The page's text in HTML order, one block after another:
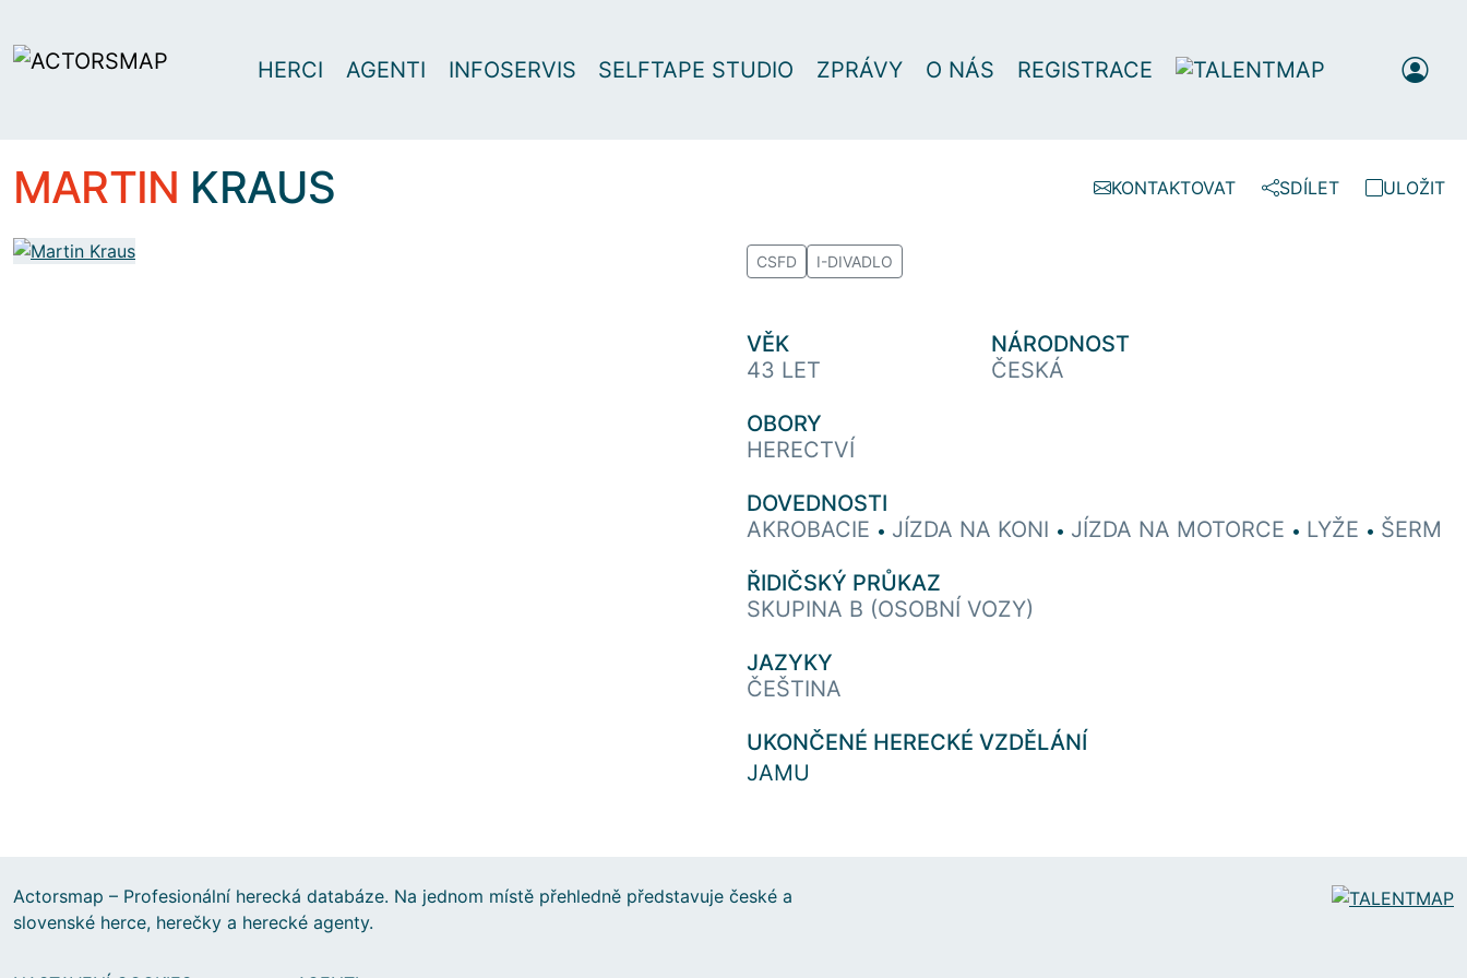
HERCI AGENTI INFOSERVIS SELFTAPE STUDIO ZPRÁVY O NÁS REGISTRACE
MARTIN KRAUS KONTAKTOVAT SDÍLET ULOŽIT
CSFD I-DIVADLO
VĚK
43 LET
NÁRODNOST
ČESKÁ
OBORY
HERECTVÍ
DOVEDNOSTI
AKROBACIE • JÍZDA NA KONI • JÍZDA NA MOTORCE • LYŽE • ŠERM
ŘIDIČSKÝ PRŮKAZ
SKUPINA B (OSOBNÍ VOZY)
JAZYKY
ČEŠTINA
UKONČENÉ HERECKÉ VZDĚLÁNÍ
JAMU
Actorsmap – Profesionální herecká databáze. Na jednom místě přehledně představuje české a
slovenské herce, herečky a herecké agenty.